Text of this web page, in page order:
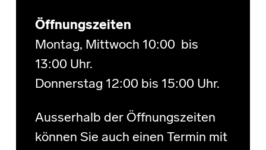
Öffnungszeiten
Montag, Mittwoch 10:00 bis
13:00 Uhr.
Donnerstag 12:00 bis 15:00 Uhr.
Ausserhalb der Öffnungszeiten
können Sie auch einen Termin mit